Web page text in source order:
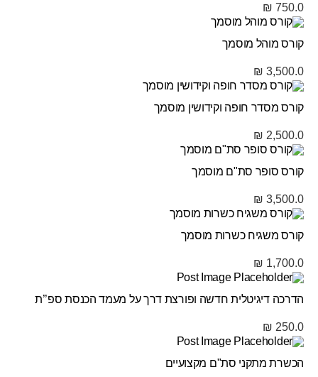
750.0
₪
קורס מוהל מוסמך
3,500.0
₪
קורס מסדר חופה וקידושין מוסמך
2,500.0
₪
קורס סופר סת"ם מוסמך
3,500.0
₪
קורס משגיח כשרות מוסמך
1,700.0
₪
הדרכה דיגיטלית חדשה ופורצת דרך על מעמד הכנסת ספ’’ת
250.0
₪
הכשרת מתקני סת"ם מקצועיים